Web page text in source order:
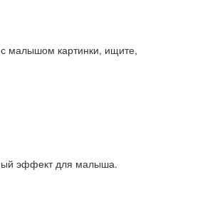
малышом картинки, ищите,
эффект для малыша.